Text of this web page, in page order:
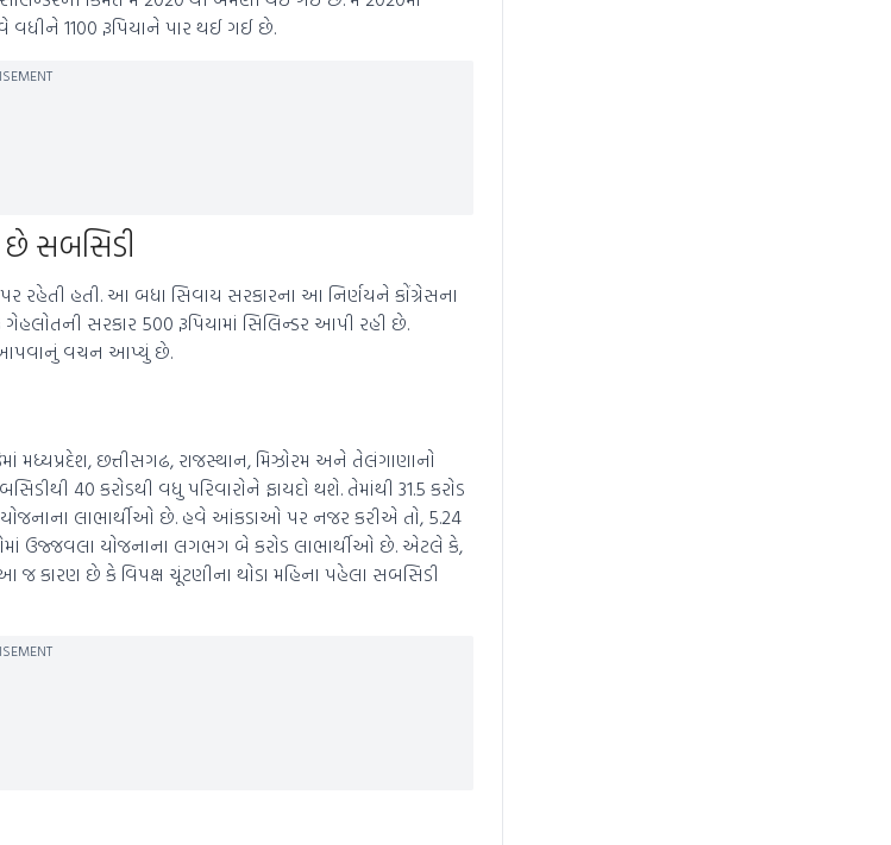
વધીને 1100 રૂપિયાને પાર થઈ ગઈ છે.
સબસિડી
રહેતી હતી. આ બધા સિવાય સરકારના આ નિર્ણયને કોંગ્રેસના
સરકાર 500 રૂપિયામાં સિલિન્ડર આપી રહી છે.
આપવાનું વચન આપ્યું છે.
મધ્યપ્રદેશ, છત્તીસગઢ, રાજસ્થાન, મિઝોરમ અને તેલંગાણાનો
40 કરોડથી વધુ પરિવારોને ફાયદો થશે. તેમાંથી 31.5 કરોડ
યોજનાના લાભાર્થીઓ છે. હવે આંકડાઓ પર નજર કરીએ તો, 5.24
ઉજ્જવલા યોજનાના લગભગ બે કરોડ લાભાર્થીઓ છે. એટલે કે,
જ કારણ છે કે વિપક્ષ ચૂંટણીના થોડા મહિના પહેલા સબસિડી